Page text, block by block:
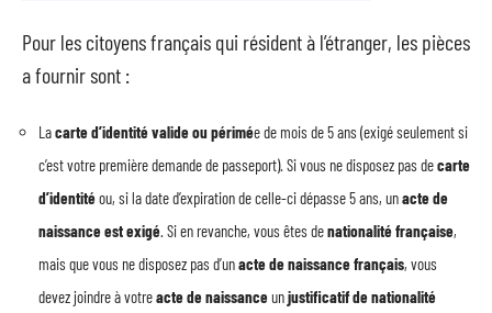
Pour les citoyens français qui résident à l’étranger, les pièces
a fournir sont :
Lacarte d’identité valide ou périmée de mois de 5 ans (exigé seulement si
c’est votre première demande de passeport). Si vous ne disposez pas decarte
d’identitéou, si la date d’expiration de celle-ci dépasse 5 ans, unacte de
naissance est exigé. Si en revanche, vous êtes denationalité française,
mais que vous ne disposez pas d’unacte de naissance français, vous
devez joindre à votreacte de naissanceunjustificatif de nationalité